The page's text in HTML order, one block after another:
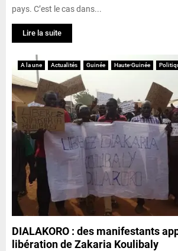
pays. C’est le cas dans...
Lire la suite
A la une Actualités Guinée Haute-Guinée
DIALAKORO : des manifestants
libération de Zakaria Koulibaly